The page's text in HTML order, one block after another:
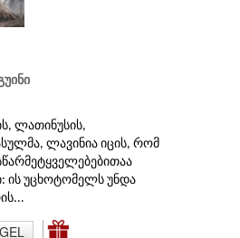
ლათინუსის,
ლავინია იცის, რომ
ის უცხოტომელს უნდა